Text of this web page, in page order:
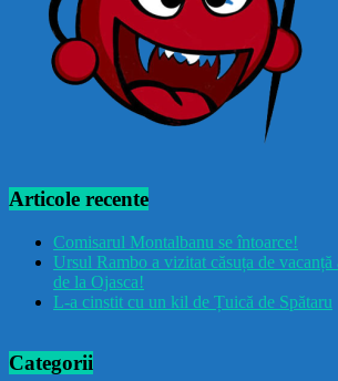
Articole recente
Comisarul Montalbanu se întoarce!
Ursul Rambo a vizitat căsuța de vacanță
de la Ojasca!
L-a cinstit cu un kil de Țuică de Spătaru
Categorii